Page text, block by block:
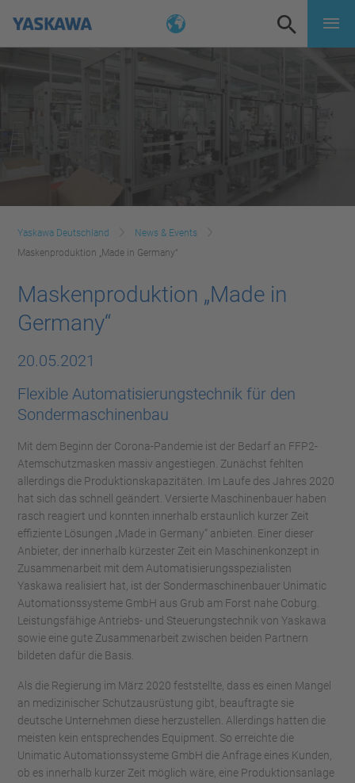
Yaskawa Deutschland
News & Events
Maskenproduktion „Made in Germany“
Maskenproduktion „Made in
Germany“
20.05.2021
Flexible Automatisierungstechnik für den
Sondermaschinenbau
Mit dem Beginn der Corona-Pandemie ist der Bedarf an FFP2-
Atemschutzmasken massiv angestiegen. Zunächst fehlten
allerdings die Produktionskapazitäten. Im Laufe des Jahres 2020
hat sich das schnell geändert. Versierte Maschinenbauer haben
rasch reagiert und konnten innerhalb erstaunlich kurzer Zeit
effiziente Lösungen „Made in Germany“ anbieten. Einer dieser
Anbieter, der innerhalb kürzester Zeit ein Maschinenkonzept in
Zusammenarbeit mit dem Automatisierungsspezialisten
Yaskawa realisiert hat, ist der Sondermaschinenbauer Unimatic
Automationssysteme GmbH aus Grub am Forst nahe Coburg.
Leistungsfähige Antriebs- und Steuerungstechnik von Yaskawa
sowie eine gute Zusammenarbeit zwischen beiden Partnern
bildeten dafür die Basis.
Als die Regierung im März 2020 feststellte, dass es einen Mangel
an medizinischer Schutzausrüstung gibt, beauftragte sie
deutsche Unternehmen diese herzustellen. Allerdings hatten die
meisten kein entsprechendes Equipment. So erreichte die
Unimatic Automationssysteme GmbH die Anfrage eines Kunden,
ob es innerhalb kurzer Zeit möglich wäre, eine Produktionsanlage